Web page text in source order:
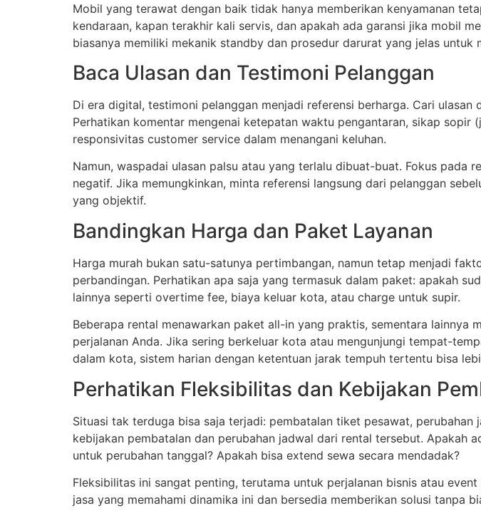
Mobil yang terawat dengan baik tidak hanya memberikan kenyamanan
kendaraan, kapan terakhir kali servis, dan apakah ada garansi jika mobil
biasanya memiliki mekanik standby dan prosedur darurat yang jelas untuk
Baca Ulasan dan Testimoni Pelanggan
Di era digital, testimoni pelanggan menjadi referensi berharga. Cari
Perhatikan komentar mengenai ketepatan waktu pengantaran, sikap
responsivitas customer service dalam menangani keluhan.
Namun, waspadai ulasan palsu atau yang terlalu dibuat-buat. Fokus
negatif. Jika memungkinkan, minta referensi langsung dari pelanggan
yang objektif.
Bandingkan Harga dan Paket Layanan
Harga murah bukan satu-satunya pertimbangan, namun tetap menjadi
perbandingan. Perhatikan apa saja yang termasuk dalam paket: apakah
lainnya seperti overtime fee, biaya keluar kota, atau charge untuk supir.
Beberapa rental menawarkan paket all-in yang praktis, sementara lainnya
perjalanan Anda. Jika sering berkeluar kota atau mengunjungi tempat-
dalam kota, sistem harian dengan ketentuan jarak tempuh tertentu bisa
Perhatikan Fleksibilitas dan Kebijakan
Situasi tak terduga bisa saja terjadi: pembatalan tiket pesawat,
kebijakan pembatalan dan perubahan jadwal dari rental tersebut.
untuk perubahan tanggal? Apakah bisa extend sewa secara mendadak?
Fleksibilitas ini sangat penting, terutama untuk perjalanan bisnis atau
jasa yang memahami dinamika ini dan bersedia memberikan solusi tanpa